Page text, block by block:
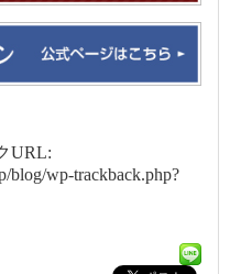
URL:
blog/wp-trackback.php?